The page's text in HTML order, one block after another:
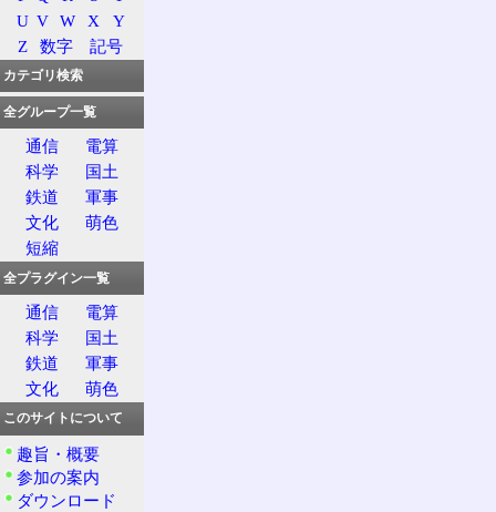
U V W X
Y
Z
数字 記号
カテゴリ検索
全グループ一覧
通信
電算
科学
国土
鉄道
軍事
文化
萌色
短縮
全プラグイン一覧
通信
電算
科学
国土
鉄道
軍事
文化
萌色
このサイトについて
趣旨・概要
参加の案内
ダウンロード